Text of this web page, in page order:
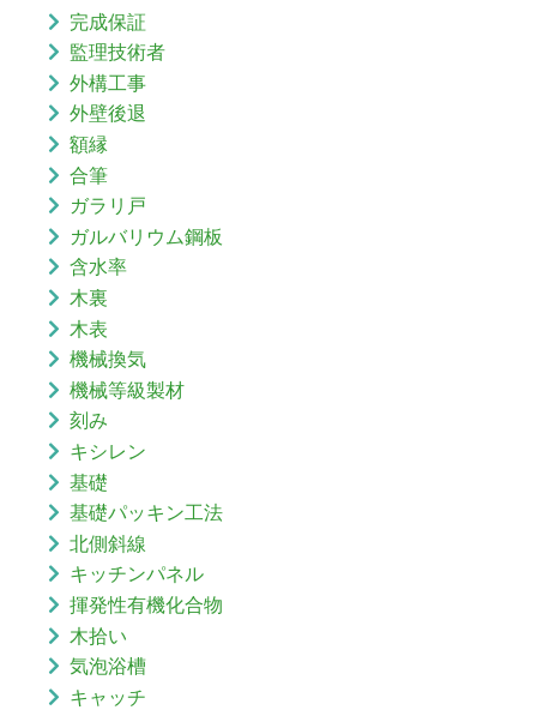
完成保証
監理技術者
外構工事
外壁後退
額縁
合筆
ガラリ戸
ガルバリウム鋼板
含水率
木裏
木表
機械換気
機械等級製材
刻み
キシレン
基礎
基礎パッキン工法
北側斜線
キッチンパネル
揮発性有機化合物
木拾い
気泡浴槽
キャッチ